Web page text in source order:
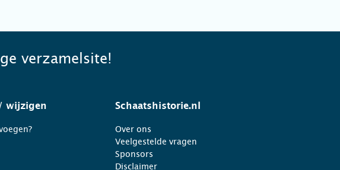
verzamelsite!
wijzigen Schaatshistorie.nl
Over ons
Veelgestelde vragen
Sponsors
Disclaimer